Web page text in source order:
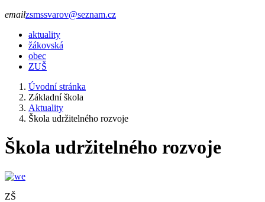
emailzsmssvarov@seznam.cz
aktuality
žákovská
obec
ZUŠ
Úvodní stránka
Základní škola
Aktuality
Škola udržitelného rozvoje
Škola udržitelného rozvoje
ZŠ